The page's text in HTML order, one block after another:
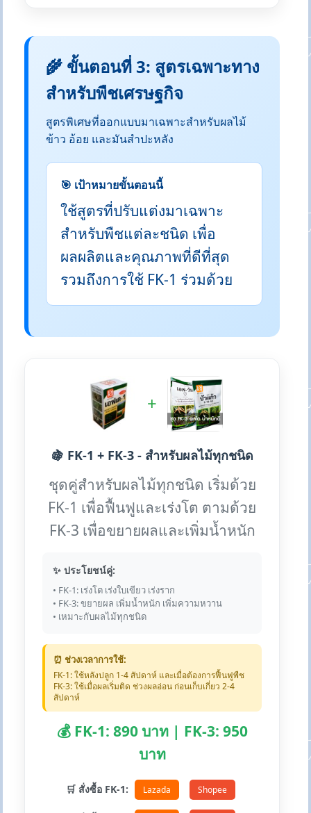
🌾 ขั้นตอนที่ 3: สูตรเฉพาะทาง
สำหรับพืชเศรษฐกิจ
สูตรพิเศษที่ออกแบบมาเฉพาะสำหรับผลไม้
ข้าว อ้อย และมันสำปะหลัง
🎯 เป้าหมายขั้นตอนนี้
ใช้สูตรที่ปรับแต่งมาเฉพาะ
สำหรับพืชแต่ละชนิด เพื่อ
ผลผลิตและคุณภาพที่ดีที่สุด
รวมถึงการใช้ FK-1 ร่วมด้วย
+
🍇 FK-1 + FK-3 - สำหรับผลไม้ทุกชนิด
ชุดคู่สำหรับผลไม้ทุกชนิด เริ่มด้วย
FK-1 เพื่อฟื้นฟูและเร่งโต ตามด้วย
FK-3 เพื่อขยายผลและเพิ่มน้ำหนัก
✨ ประโยชน์คู่:
• FK-1: เร่งโต เร่งใบเขียว เร่งราก
• FK-3: ขยายผล เพิ่มน้ำหนัก เพิ่มความหวาน
• เหมาะกับผลไม้ทุกชนิด
⏰ ช่วงเวลาการใช้:
FK-1: ใช้หลังปลูก 1-4 สัปดาห์ และเมื่อต้องการฟื้นฟูพืช
FK-3: ใช้เมื่อผลเริ่มติด ช่วงผลอ่อน ก่อนเก็บเกี่ยว 2-4
สัปดาห์
💰 FK-1: 890 บาท | FK-3: 950
บาท
🛒 สั่งซื้อ FK-1: Lazada Shopee